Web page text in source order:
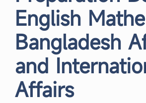
English
Bangladesh
and
Affairs